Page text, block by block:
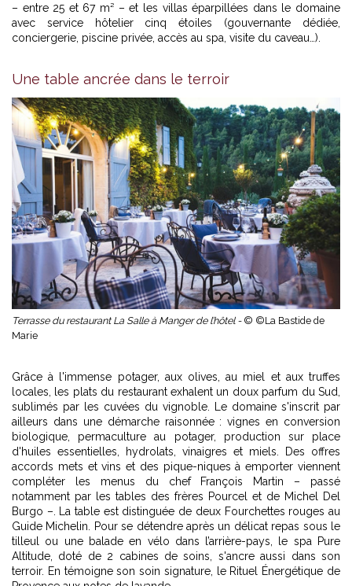
– entre 25 et 67 m² – et les villas éparpillées dans le domaine
avec service hôtelier cinq étoiles (gouvernante dédiée,
conciergerie, piscine privée, accès au spa, visite du caveau…).
Une table ancrée dans le terroir
Terrasse du restaurant La Salle à Manger de l’hôtel - © ©La Bastide de
Marie
Grâce à l'immense potager, aux olives, au miel et aux truffes
locales, les plats du restaurant exhalent un doux parfum du Sud,
sublimés par les cuvées du vignoble. Le domaine s'inscrit par
ailleurs dans une démarche raisonnée : vignes en conversion
biologique, permaculture au potager, production sur place
d'huiles essentielles, hydrolats, vinaigres et miels. Des offres
accords mets et vins et des pique-niques à emporter viennent
compléter les menus du chef François Martin – passé
notamment par les tables des frères Pourcel et de Michel Del
Burgo –. La table est distinguée de deux Fourchettes rouges au
Guide Michelin. Pour se détendre après un délicat repas sous le
tilleul ou une balade en vélo dans l’arrière-pays, le spa Pure
Altitude, doté de 2 cabines de soins, s'ancre aussi dans son
terroir. En témoigne son soin signature, le Rituel Énergétique de